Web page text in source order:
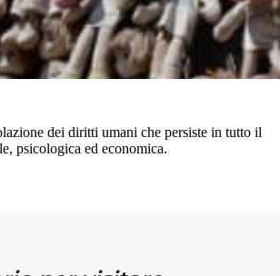
dei diritti umani che persiste in tutto il
psicologica ed economica.